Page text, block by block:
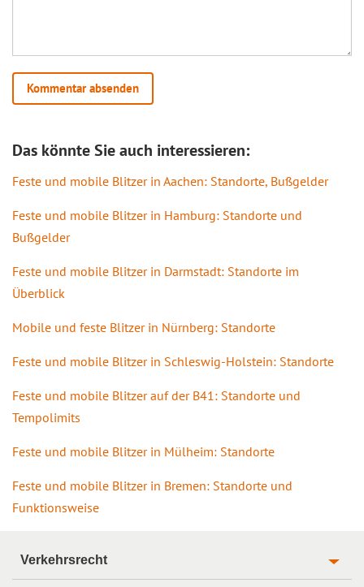
Das könnte Sie auch interessieren:
Feste und mobile Blitzer in Aachen: Standorte, Bußgelder
Feste und mobile Blitzer in Hamburg: Standorte und
Bußgelder
Feste und mobile Blitzer in Darmstadt: Standorte im
Überblick
Mobile und feste Blitzer in Nürnberg: Standorte
Feste und mobile Blitzer in Schleswig-Holstein: Standorte
Feste und mobile Blitzer auf der B41: Standorte und
Tempolimits
Feste und mobile Blitzer in Mülheim: Standorte
Feste und mobile Blitzer in Bremen: Standorte und
Funktionsweise
Verkehrsrecht